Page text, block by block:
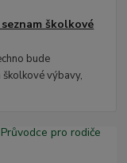
školkové
bude
výbavy,